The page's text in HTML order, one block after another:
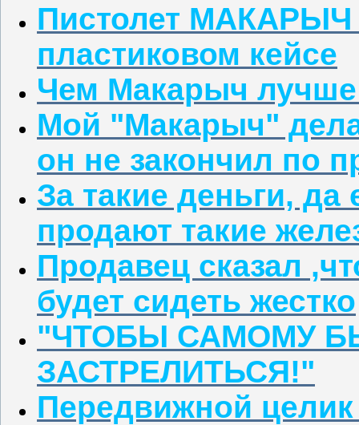
Пистолет МАКАРЫЧ
пластиковом кейсе
Чем Макарыч лучше
Мой "Макарыч"
он не закончил по
За такие деньги,
продают такие
Продавец сказал
будет сидеть жестко
"ЧТОБЫ САМОМУ
ЗАСТРЕЛИТЬСЯ!"
Передвижной